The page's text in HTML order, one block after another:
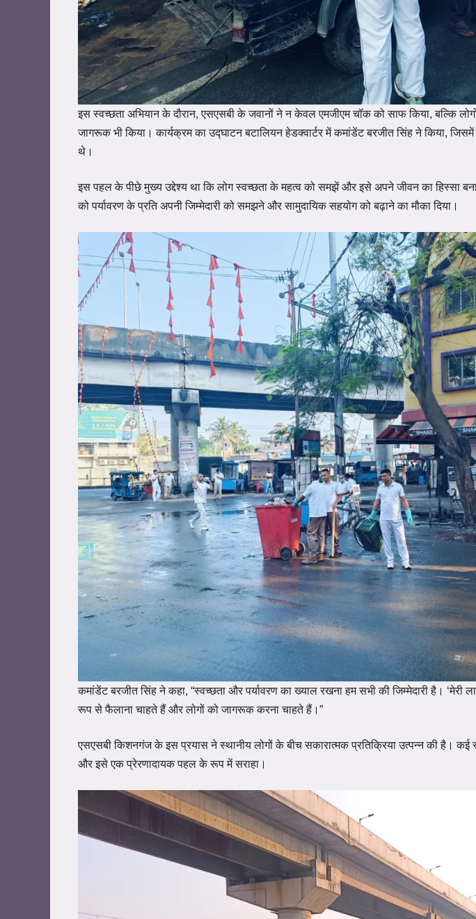
इस स्वच्छता अभियान के दौरान, एसएसबी के जवानों ने न केवल एमजीएम चॉक को साफ किया, बल्कि
जागरूक भी किया। कार्यक्रम का उद्घाटन बटालियन हेडक्वार्टर में कमांडेंट बरजीत सिंह ने किया,
थे।
इस पहल के पीछे मुख्य उद्देश्य था कि लोग स्वच्छता के महत्व को समझें और इसे अपने जीवन का हिस्सा
को पर्यावरण के प्रति अपनी जिम्मेदारी को समझने और सामुदायिक सहयोग को बढ़ाने का मौका दिया।
कमांडेंट बरजीत सिंह ने कहा, “स्वच्छता और पर्यावरण का ख्याल रखना हम सभी की जिम्मेदारी है।
रूप से फैलाना चाहते हैं और लोगों को जागरूक करना चाहते हैं।”
एसएसबी किशनगंज के इस प्रयास ने स्थानीय लोगों के बीच सकारात्मक प्रतिक्रिया उत्पन्न की है। कई
और इसे एक प्रेरणादायक पहल के रूप में सराहा।